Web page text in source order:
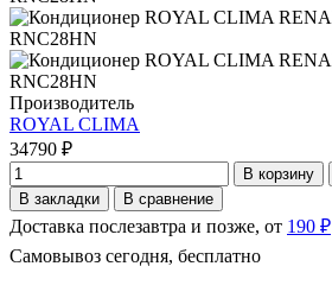
Производитель
ROYAL CLIMA
34790 ₽
В корзину
В закладки
В сравнение
Доставка послезавтра и позже, от 190 ₽
Самовывоз сегодня, бесплатно